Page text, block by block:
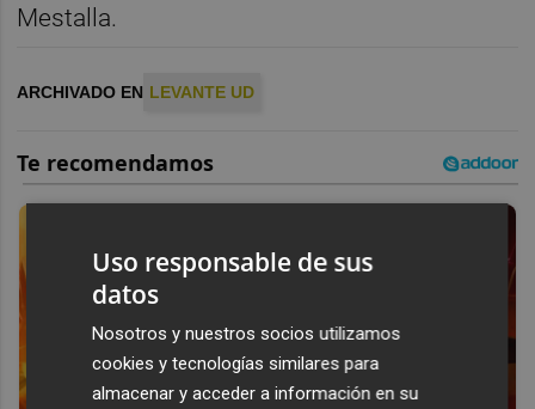
Mestalla.
ARCHIVADO EN LEVANTE UD
Uso responsable de sus
datos
Nosotros y nuestros socios utilizamos
cookies y tecnologías similares para
almacenar y acceder a información en su